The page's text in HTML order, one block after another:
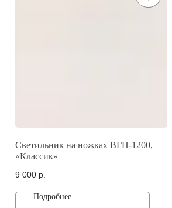
Светильник на ножках ВГП-1200,
«Классик»
9 000 р.
Подробнее